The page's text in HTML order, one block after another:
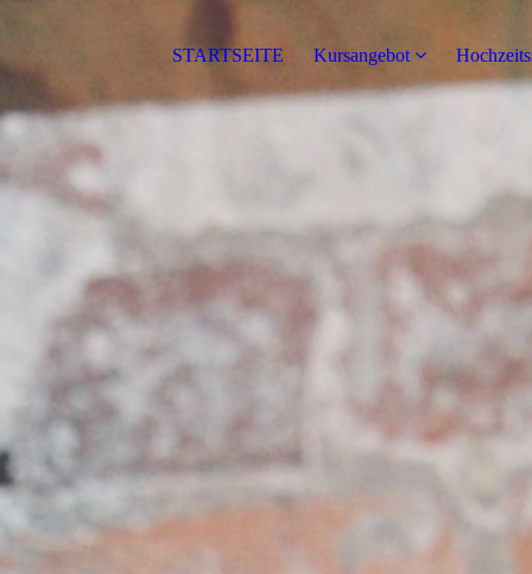
STARTSEITE Kursangebot